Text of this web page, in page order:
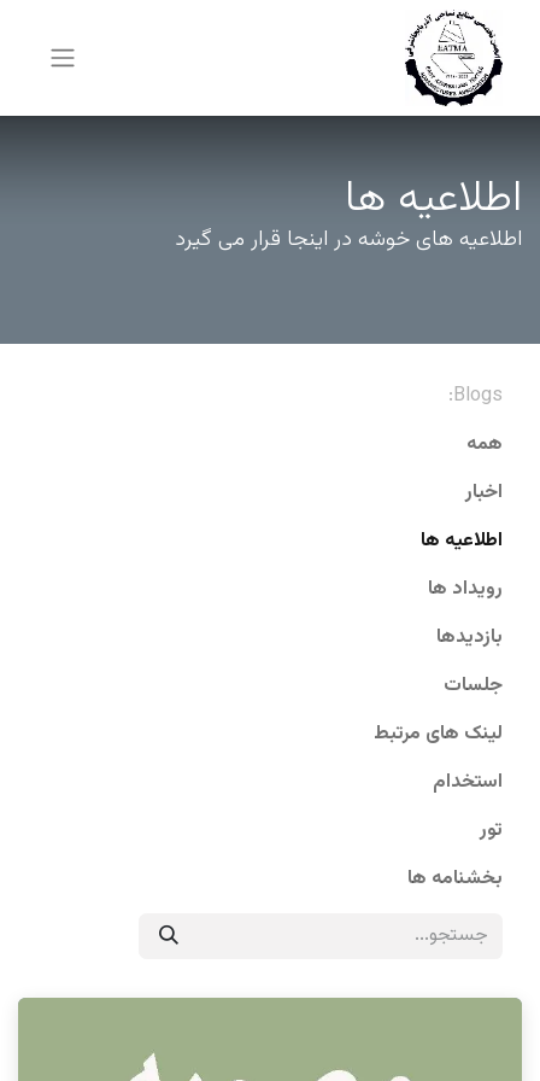
اطلاعیه ها
اطلاعیه های خوشه در اینجا قرار می گیرد
Blogs:
همه
اخبار
اطلاعیه ها
رویداد ها
بازدیدها
جلسات
لینک های مرتبط
استخدام
تور
بخشنامه ها